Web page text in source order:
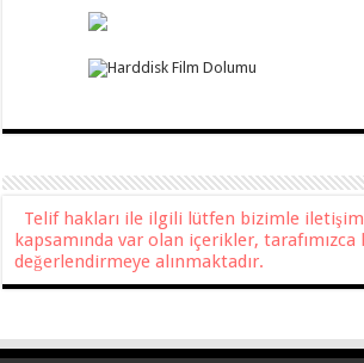
Telif hakları ile ilgili lütfen bizimle
kapsamında var olan içerikler, tarafımızca
değerlendirmeye alınmaktadır.